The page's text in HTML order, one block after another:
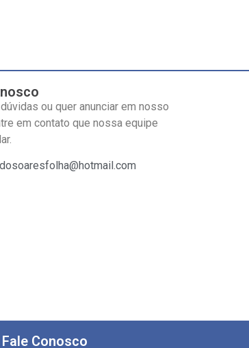
ou quer anunciar em nosso
em contato que nossa equipe
Fale Conosco